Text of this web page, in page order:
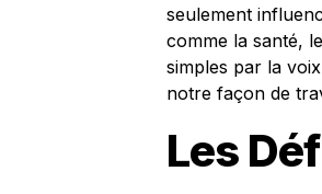
seulement
comme la santé,
simples par la
notre façon de
Les